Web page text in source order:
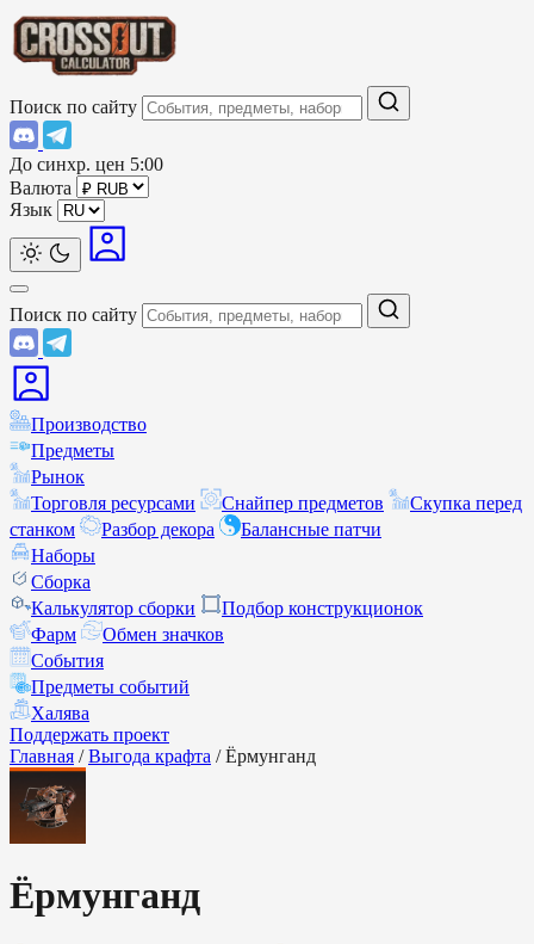
Поиск по сайту
До синхр. цен 5:00
Валюта
Язык
Поиск по сайту
Производство
Предметы
Рынок
Торговля ресурсами
Снайпер предметов
Скупка перед
станком
Разбор декора
Балансные патчи
Наборы
Сборка
Калькулятор сборки
Подбор конструкционок
Фарм
Обмен значков
События
Предметы событий
Халява
Поддержать проект
Главная / Выгода крафта / Ёрмунганд
Ёрмунганд